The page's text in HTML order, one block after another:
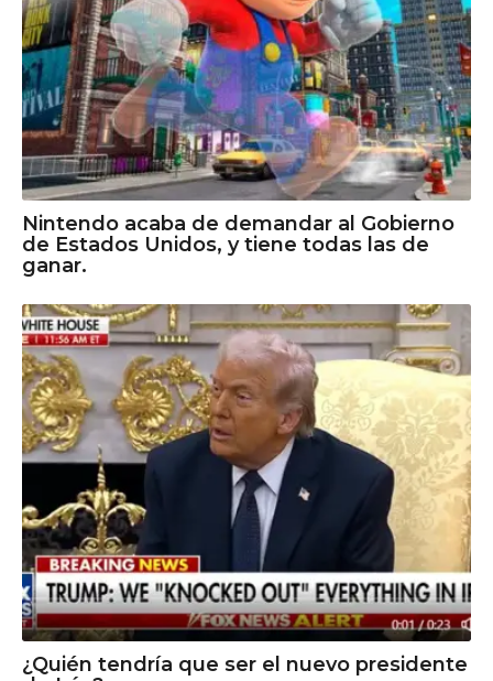
Nintendo acaba de demandar al Gobierno
de Estados Unidos, y tiene todas las de
ganar.
¿Quién tendría que ser el nuevo presidente